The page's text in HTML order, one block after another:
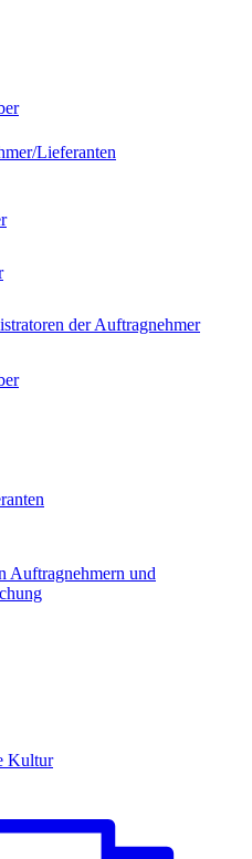
Lieferanten
der Auftragnehmer
Auftragnehmern und
Kultur